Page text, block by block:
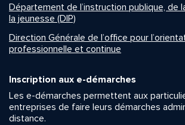
Département de l’instruction publique, de
la jeunesse (DIP)
Direction Générale de l’office pour
professionnelle et continue
Inscription aux e-démarches
Les e-démarches permettent aux
entreprises de faire leurs démarches
distance.